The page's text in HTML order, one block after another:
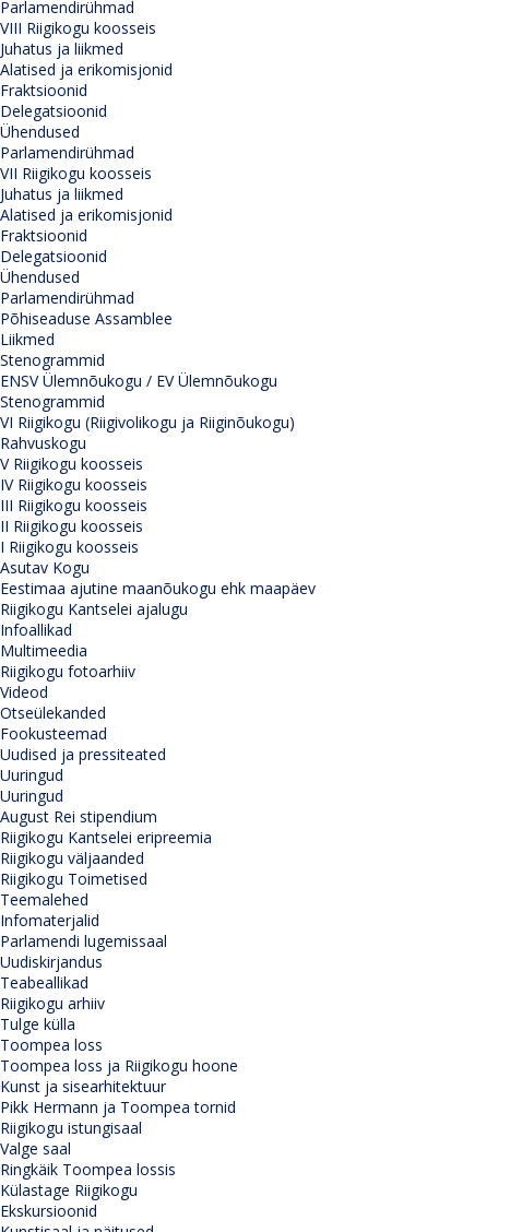
Parlamendirühmad
VIII Riigikogu koosseis
Juhatus ja liikmed
Alatised ja erikomisjonid
Fraktsioonid
Delegatsioonid
Ühendused
Parlamendirühmad
VII Riigikogu koosseis
Juhatus ja liikmed
Alatised ja erikomisjonid
Fraktsioonid
Delegatsioonid
Ühendused
Parlamendirühmad
Põhiseaduse Assamblee
Liikmed
Stenogrammid
ENSV Ülemnõukogu / EV Ülemnõukogu
Stenogrammid
VI Riigikogu (Riigivolikogu ja Riiginõukogu)
Rahvuskogu
V Riigikogu koosseis
IV Riigikogu koosseis
III Riigikogu koosseis
II Riigikogu koosseis
I Riigikogu koosseis
Asutav Kogu
Eestimaa ajutine maanõukogu ehk maapäev
Riigikogu Kantselei ajalugu
Infoallikad
Multimeedia
Riigikogu fotoarhiiv
Videod
Otseülekanded
Fookusteemad
Uudised ja pressiteated
Uuringud
Uuringud
August Rei stipendium
Riigikogu Kantselei eripreemia
Riigikogu väljaanded
Riigikogu Toimetised
Teemalehed
Infomaterjalid
Parlamendi lugemissaal
Uudiskirjandus
Teabeallikad
Riigikogu arhiiv
Tulge külla
Toompea loss
Toompea loss ja Riigikogu hoone
Kunst ja sisearhitektuur
Pikk Hermann ja Toompea tornid
Riigikogu istungisaal
Valge saal
Ringkäik Toompea lossis
Külastage Riigikogu
Ekskursioonid